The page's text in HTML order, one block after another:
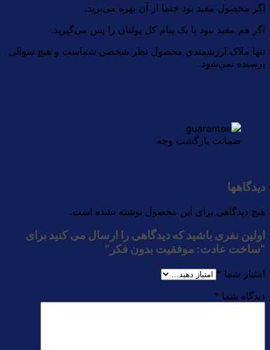
اگر محصول مفید بود حتما از آن بهره می‌برید.
اگر هم مفید نبود با یک پیام کل پولتان را پس می‌گیرید.
تنها ملاک ارزشمندی محصول نظر شخصی شماست و هیچ سوالی
پرسیده نمی‌شود.
ضمانت بازگشت وجه
دیدگاهها
هیچ دیدگاهی برای این محصول نوشته نشده است.
اولین نفری باشید که دیدگاهی را ارسال می کنید برای
“ساخت عادت: موفقیت بدون فکر”
امتیاز شما *
دیدگاه شما *